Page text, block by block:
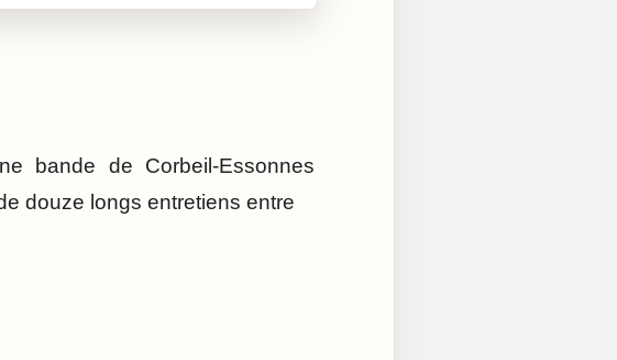
bande de Corbeil-Essonnes
douze longs entretiens entre